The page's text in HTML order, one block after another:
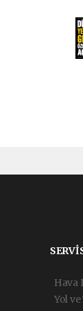
Hava
Yol